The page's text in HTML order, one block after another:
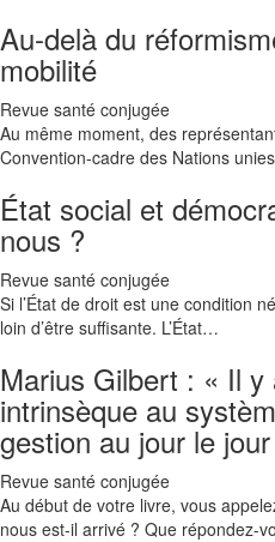
Au-delà du
mobilité
Revue santé conjugée
Au même moment, des
Convention-cadre des Nations
État social et
nous ?
Revue santé conjugée
Si l’État de droit est une condition
loin d’être suffisante. L’État…
Marius Gilbert : « Il y
intrinsèque au
gestion au jour le
Revue santé conjugée
Au début de votre livre, vous
nous est-il arrivé ? Que répondez-